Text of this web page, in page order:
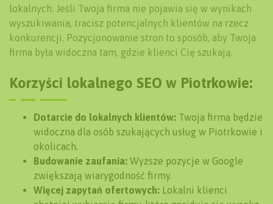
lokalnych. Jeśli Twoja firma nie pojawia się w wynikach
wyszukiwania, tracisz potencjalnych klientów na rzecz
konkurencji. Pozycjonowanie stron to sposób, aby Twoja
firma była widoczna tam, gdzie klienci Cię szukają.
Korzyści lokalnego SEO w Piotrkowie:
Dotarcie do lokalnych klientów: Twoja firma będzie
widoczna dla osób szukających usług w Piotrkowie i
okolicach.
Budowanie zaufania: Wyższe pozycje w Google
zwiększają wiarygodność firmy.
Więcej zapytań ofertowych: Lokalni klienci